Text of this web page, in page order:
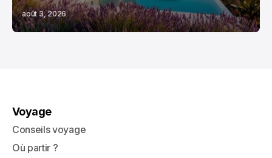
août 3, 2026
Voyage
Conseils voyage
Où partir ?